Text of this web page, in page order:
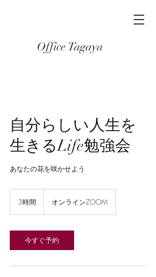
Office Tagaya
自分らしい人生を
生きるLife勉強会
あなたの花を咲かせよう
3時間 オンラインZOOM
今すぐ予約